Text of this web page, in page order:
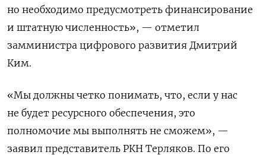
но необходимо предусмотреть финансирование
и штатную численность», — отметил
замминистра цифрового развития Дмитрий
Ким.
«Мы должны четко понимать, что, если у нас
не будет ресурсного обеспечения, это
полномочие мы выполнять не сможем», —
заявил представитель РКН Терляков. По его